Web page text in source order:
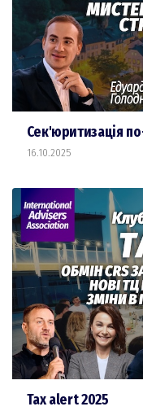
Сек'юритизація
16.10.2025
Tax alert 2025